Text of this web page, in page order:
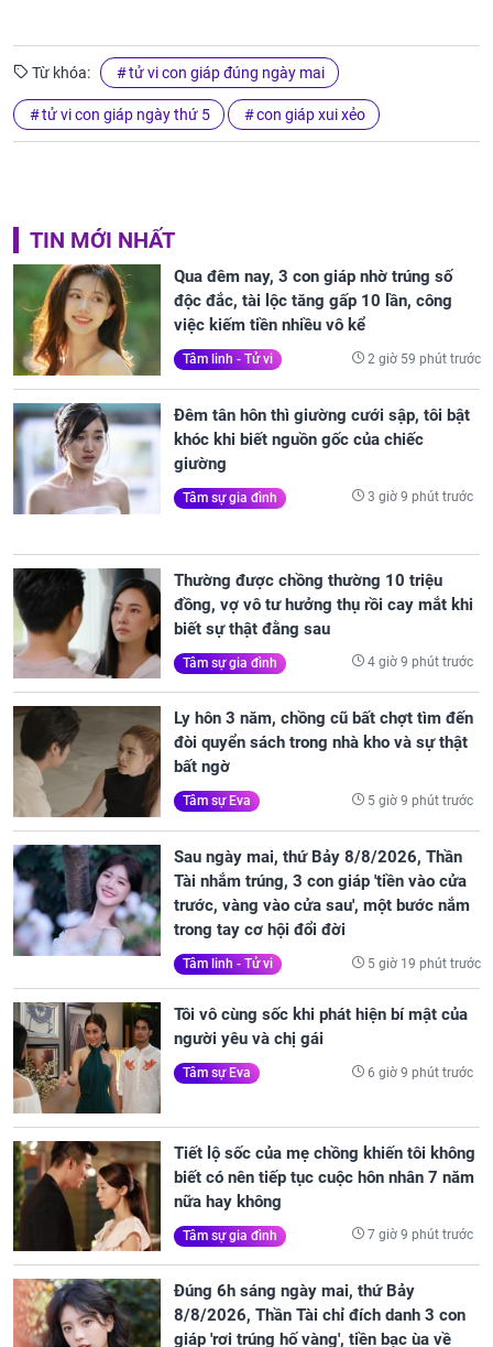
Từ khóa: tử vi con giáp đúng ngày mai
tử vi con giáp ngày thứ 5 con giáp xui xẻo
TIN MỚI NHẤT
Qua đêm nay, 3 con giáp nhờ trúng số
độc đắc, tài lộc tăng gấp 10 lần, công
việc kiếm tiền nhiều vô kể
Tâm linh - Tử vi 2 giờ 59 phút trước
Đêm tân hôn thì giường cưới sập, tôi bật
khóc khi biết nguồn gốc của chiếc
giường
Tâm sự gia đình 3 giờ 9 phút trước
Thường được chồng thường 10 triệu
đồng, vợ vô tư hưởng thụ rồi cay mắt khi
biết sự thật đằng sau
Tâm sự gia đình 4 giờ 9 phút trước
Ly hôn 3 năm, chồng cũ bất chợt tìm đến
đòi quyển sách trong nhà kho và sự thật
bất ngờ
Tâm sự Eva 5 giờ 9 phút trước
Sau ngày mai, thứ Bảy 8/8/2026, Thần
Tài nhắm trúng, 3 con giáp 'tiền vào cửa
trước, vàng vào cửa sau', một bước nắm
trong tay cơ hội đổi đời
Tâm linh - Tử vi 5 giờ 19 phút trước
Tôi vô cùng sốc khi phát hiện bí mật của
người yêu và chị gái
Tâm sự Eva 6 giờ 9 phút trước
Tiết lộ sốc của mẹ chồng khiến tôi không
biết có nên tiếp tục cuộc hôn nhân 7 năm
nữa hay không
Tâm sự gia đình 7 giờ 9 phút trước
Đúng 6h sáng ngày mai, thứ Bảy
8/8/2026, Thần Tài chỉ đích danh 3 con
giáp 'rơi trúng hố vàng', tiền bạc ùa về